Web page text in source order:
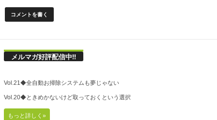
メルマガ好評配信中!!
Vol.21◆全自動お掃除システムも夢じゃない
Vol.20◆ときめかないけど取っておくという選択
もっと詳しく»